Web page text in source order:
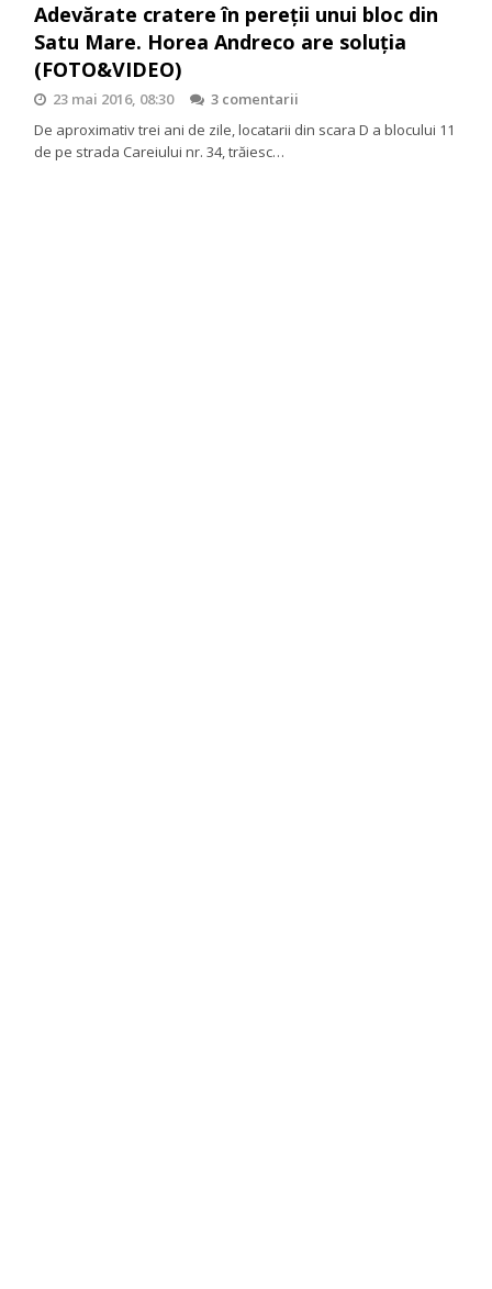
Adevărate cratere în pereții unui bloc din
Satu Mare. Horea Andreco are soluția
(FOTO&VIDEO)
23 mai 2016, 08:30
3 comentarii
De aproximativ trei ani de zile, locatarii din scara D a blocului 11
de pe strada Careiului nr. 34, trăiesc…